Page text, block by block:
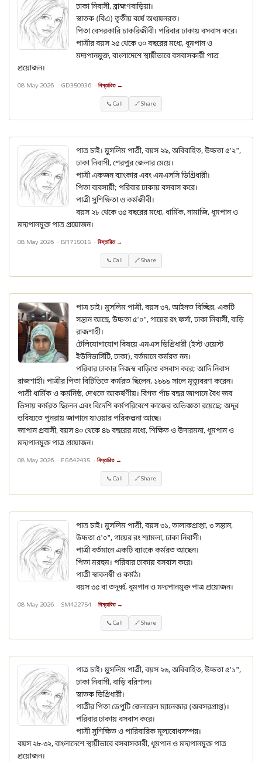
ঢাকা নিবাসী, ব্রাহ্মণবাড়িয়া।
স্নাতক (বিএ) তৃতীয় বর্ষে অধ্যয়নরত।
পিতা বেসরকারি চাকরিজীবী। পরিবার ঢাকায় বসবাস করে।
পাত্রীর বয়স ২৫ থেকে ৩০ বছরের মধ্যে, ধূমপান ও
মদ্যপানমুক্ত, বাংলাদেশে স্থায়ীভাবে বসবাসকারী পাত্র
প্রয়োজন।
08 May 2026 · GD350936 · বিস্তারিত →
📞 Call 🔗 Share
পাত্র চাই। মুসলিম পাত্রী, বয়স ২৯, অবিবাহিত, উচ্চতা ৫'২",
ঢাকা নিবাসী, শেরপুর জেলার মেয়ে।
পাত্রী একজন ব্যাংকার এবং এমএসসি ডিগ্রিধারী।
পিতা ব্যবসায়ী; পরিবার ঢাকায় বসবাস করে।
পাত্রী সুশিক্ষিতা ও কর্মজীবী।
বয়স ২৮ থেকে ৩৫ বছরের মধ্যে, ধার্মিক, নামাজি, ধূমপান ও
মদ্যপানমুক্ত পাত্র প্রয়োজন।
08 May 2026 · BR715015 · বিস্তারিত →
📞 Call 🔗 Share
পাত্র চাই। মুসলিম পাত্রী, বয়স ৩৭, আইনত বিচ্ছিন্ন, একটি
সন্তান আছে, উচ্চতা ৫'০", গায়ের রং ফর্সা, ঢাকা নিবাসী, বাড়ি
রাজশাহী।
টেলিযোগাযোগ বিষয়ে এমএস ডিগ্রিধারী (ইস্ট ওয়েস্ট
ইউনিভার্সিটি, ঢাকা), বর্তমানে কর্মরত নন।
পরিবার ঢাকার নিজস্ব বাড়িতে বসবাস করে; আদি নিবাস
রাজশাহী। পাত্রীর পিতা বিটিভিতে কর্মরত ছিলেন, ১৯৯৯ সালে মৃত্যুবরণ করেন।
পাত্রী ধার্মিক ও কর্মনিষ্ঠ, দেখতে আকর্ষণীয়। বিগত পাঁচ বছর জাপানে বৈধ জব
ভিসায় কর্মরত ছিলেন এবং বিদেশি কর্মপরিবেশে কাজের অভিজ্ঞতা রয়েছে; অদূর
ভবিষ্যতে পুনরায় জাপানে যাওয়ার পরিকল্পনা আছে।
জাপান প্রবাসী, বয়স ৪০ থেকে ৪৯ বছরের মধ্যে, শিক্ষিত ও উদারমনা, ধূমপান ও
মদ্যপানমুক্ত পাত্র প্রয়োজন।
08 May 2026 · FG642435 · বিস্তারিত →
📞 Call 🔗 Share
পাত্র চাই। মুসলিম পাত্রী, বয়স ৩১, তালাকপ্রাপ্তা, ৩ সন্তান,
উচ্চতা ৫'০", গায়ের রং শ্যামলা, ঢাকা নিবাসী।
পাত্রী বর্তমানে একটি ব্যাংকে কর্মরত আছেন।
পিতা মরহুম। পরিবার ঢাকায় বসবাস করে।
পাত্রী স্বাবলম্বী ও কর্মঠ।
বয়স ৩৫ বা তদূর্ধ্ব, ধূমপান ও মদ্যপানমুক্ত পাত্র প্রয়োজন।
08 May 2026 · SM422754 · বিস্তারিত →
📞 Call 🔗 Share
পাত্র চাই। মুসলিম পাত্রী, বয়স ২৬, অবিবাহিত, উচ্চতা ৫'১",
ঢাকা নিবাসী, বাড়ি বরিশাল।
স্নাতক ডিগ্রিধারী।
পাত্রীর পিতা ডেপুটি জেনারেল ম্যানেজার (অবসরপ্রাপ্ত)।
পরিবার ঢাকায় বসবাস করে।
পাত্রী সুশিক্ষিত ও পারিবারিক মূল্যবোধসম্পন্ন।
বয়স ২৮-৩২, বাংলাদেশে স্থায়ীভাবে বসবাসকারী, ধূমপান ও মদ্যপানমুক্ত পাত্র
প্রয়োজন।